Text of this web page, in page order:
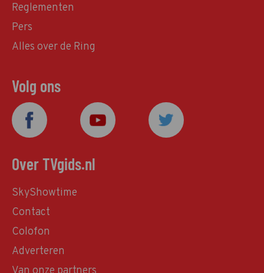
Reglementen
Pers
Alles over de Ring
Volg ons
Over TVgids.nl
SkyShowtime
Contact
Colofon
Adverteren